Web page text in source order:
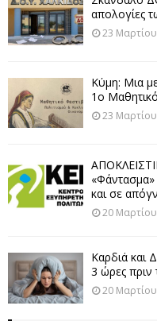
απολογίες
23
Κύμη: Μια
1ο
23
και σε
20
Καρδιά και
3 ώρες
20